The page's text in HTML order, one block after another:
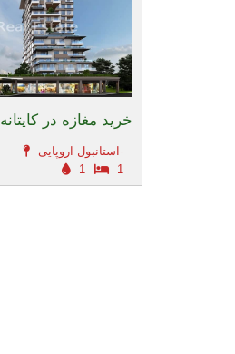
خرید مغازه در کایتانه
استانبول اروپایی-
1
1